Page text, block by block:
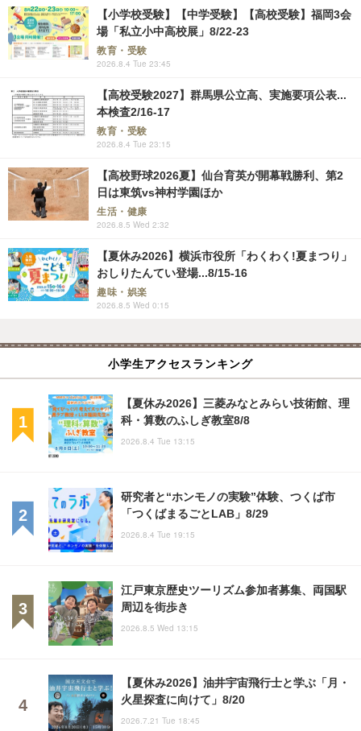
【小学校受験】【中学受験】【高校受験】福岡3会
場「私立小中高校展」8/22-23
教育・受験
2026.8.4 Tue 23:45
【高校受験2027】群馬県公立高、実施要項公表...
本検査2/16-17
教育・受験
2026.8.4 Tue 23:15
【高校野球2026夏】仙台育英が開幕戦勝利、第2
日は東筑vs神村学園ほか
生活・健康
2026.8.5 Wed 2:32
【夏休み2026】横浜市役所「わくわく!夏まつり」
おしりたんてい登場...8/15-16
趣味・娯楽
2026.8.5 Wed 0:15
小学生アクセスランキング
【夏休み2026】三菱みなとみらい技術館、理
科・算数のふしぎ教室8/8
2026.8.4 Tue 13:15
研究者と“ホンモノの実験”体験、つくば市
「つくばまるごとLAB」8/29
2026.8.4 Tue 19:15
江戸東京歴史ツーリズム参加者募集、両国駅
周辺を街歩き
2026.8.5 Wed 13:15
【夏休み2026】油井宇宙飛行士と学ぶ「月・
火星探査に向けて」8/20
2026.7.21 Tue 18:45